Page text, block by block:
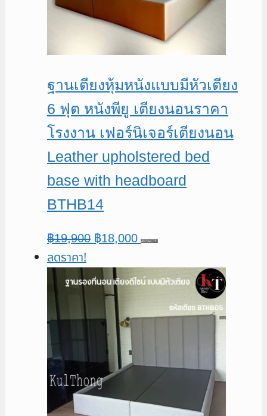
ฐานเตียงหุ้มหนังแบบมีหัวเตียง
6 ฟุต หนังพียู เตียงนอนราคา
โรงงาน เฟอร์นิเจอร์เตียงนอน
Leather upholstered bed
base with headboard
BTHB14
฿19,900 Original
was:
฿19,900.
฿18,000Current
is:
หยิบใส่ตะกร้า
ลดราคา!